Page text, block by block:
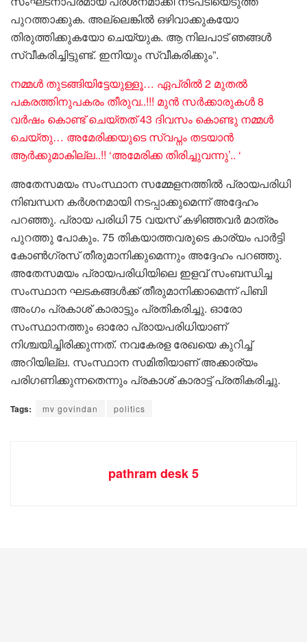
പുറത്താക്കുക. അല്ലെങ്കിൽ ഒഴിവാക്കുകയോ
തിരുത്തിക്കുകയോ ചെയ്യുക. ആ നിലപാട് ഞങ്ങൾ
സ്വീകരിച്ചിട്ടുണ്ട്. ഇനിയും സ്വീകരിക്കും”.
നമ്മൾ തുടങ്ങിയിട്ടേയുള്ളൂ… ഏപ്രിൽ 2 മുതൽ
പകരത്തിനുപകരം തീരുവ..!!! മുൻ സർക്കാരുകൾ 8
വർഷം കൊണ്ട് ചെയ്തത് 43 ദിവസം കൊണ്ടു നമ്മൾ
ചെയ്തു… അമേരിക്കയുടെ സ്വപ്നം തടയാൻ
ആർക്കുമാകില്ല..!! ‘അമേരിക്ക തിരിച്ചുവന്നു’.. ‘
‌അതേസമയം സംസ്ഥാന സമ്മേളനത്തിൽ പ്രായപരിധി
നിബന്ധന കർശനമായി നടപ്പാക്കുമെന്ന് അദ്ദേഹം
പറഞ്ഞു. പ്രായ പരിധി 75 വയസ് കഴിഞ്ഞവർ മാത്രം
പുറത്തു പോകും. 75 തികയാത്തവരുടെ കാര്യം പാർട്ടി
കോൺഗ്രസ് തീരുമാനിക്കുമെന്നും അദ്ദേഹം പറഞ്ഞു.
അതേസമയം പ്രായപരിധിയിലെ ഇളവ് സംബന്ധിച്ച
സംസ്ഥാന ഘടകങ്ങൾക്ക് തീരുമാനിക്കാമെന്ന് പിബി
അംഗം പ്രകാശ് കാരാട്ടും പ്രതികരിച്ചു. ഓരോ
സംസ്ഥാനത്തും ഓരോ പ്രായപരിധിയാണ്
നിശ്ചയിച്ചിരിക്കുന്നത്. നവകേരള രേഖയെ കുറിച്ച്
അറിയില്ല. സംസ്ഥാന സമിതിയാണ് അക്കാര്യം
പരിഗണിക്കുന്നതെന്നും പ്രകാശ് കാരാട്ട് പ്രതികരിച്ചു.
Tags: mv govindan politics
pathram desk 5